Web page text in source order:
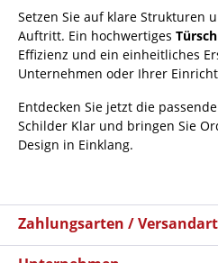
Setzen Sie auf klare Strukturen
Auftritt. Ein hochwertiges
Effizienz und ein einheitliches
Unternehmen oder Ihrer
Entdecken Sie jetzt die
Schilder Klar und bringen Sie
Design in Einklang.
Zahlungsarten /